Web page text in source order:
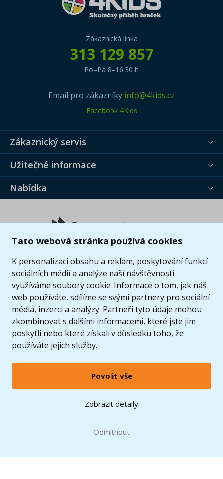
Tato webová stránka používá cookies
K personalizaci obsahu a reklam, poskytování funkcí
sociálních médií a analýze naší návštěvnosti
využíváme soubory cookie. Informace o tom, jak náš
web používáte, sdílíme se svými partnery pro sociální
média, inzerci a analýzy. Partneři tyto údaje mohou
zkombinovat s dalšími informacemi, které jste jim
poskytli nebo které získali v důsledku toho, že
používáte jejich služby.
Povolit vše
Zobrazit detaily
Odmítnout
Zákaznická linka
313 129 857
Po–Pá 8–16:30 h
Email pro zákazníky info@4kids.cz
Facebook 4Kids
Zákaznický servis
Užitečné informace
Nabídka
© 2005 - 2026 Copyright 4kids.cz
LEGO, logo LEGO a minifigurka jsou ochrannými známkami společnosti LEGO Group. ©
2024 The LEGO Group.
Zobrazit verzi pro desktop
při nákupu od